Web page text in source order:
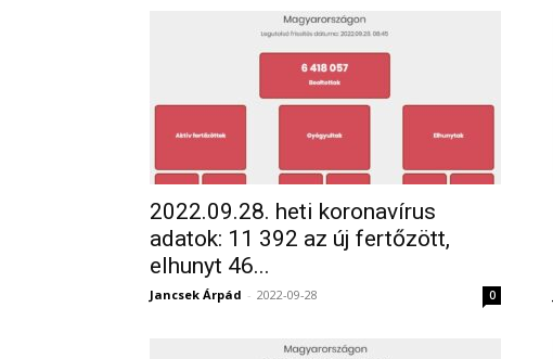
2022.09.28. heti koronavírus
adatok: 11 392 az új fertőzött,
elhunyt 46...
Jancsek Árpád - 2022-09-28 0